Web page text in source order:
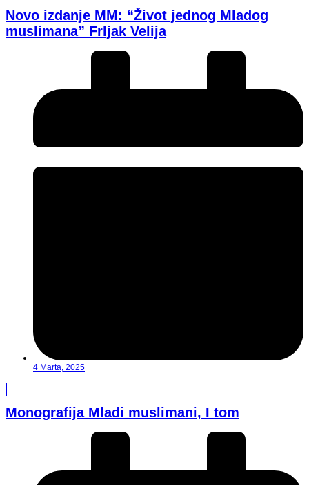
Novo izdanje MM: “Život jednog Mladog
muslimana” Frljak Velija
4 Marta, 2025
Monografija Mladi muslimani, I tom